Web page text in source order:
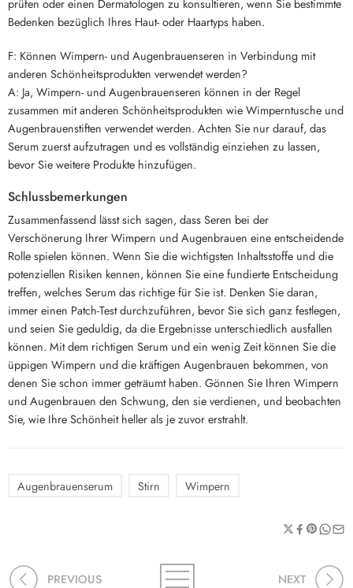
Bedenken bezüglich Ihres Haut- oder Haartyps haben.
F: Können Wimpern- und Augenbrauenseren in Verbindung mit
anderen Schönheitsprodukten verwendet werden?
A: Ja, Wimpern- und Augenbrauenseren können in der Regel
zusammen mit anderen Schönheitsprodukten wie Wimperntusche und
Augenbrauenstiften verwendet werden. Achten Sie nur darauf, das
Serum zuerst aufzutragen und es vollständig einziehen zu lassen,
bevor Sie weitere Produkte hinzufügen.
Schlussbemerkungen
Zusammenfassend lässt sich sagen, dass Seren bei der
Verschönerung Ihrer Wimpern und Augenbrauen eine entscheidende
Rolle spielen können. Wenn Sie die wichtigsten Inhaltsstoffe und die
potenziellen Risiken kennen, können Sie eine fundierte Entscheidung
treffen, welches Serum das richtige für Sie ist. Denken Sie daran,
immer einen Patch-Test durchzuführen, bevor Sie sich ganz festlegen,
und seien Sie geduldig, da die Ergebnisse unterschiedlich ausfallen
können. Mit dem richtigen Serum und ein wenig Zeit können Sie die
üppigen Wimpern und die kräftigen Augenbrauen bekommen, von
denen Sie schon immer geträumt haben. Gönnen Sie Ihren Wimpern
und Augenbrauen den Schwung, den sie verdienen, und beobachten
Sie, wie Ihre Schönheit heller als je zuvor erstrahlt.
Augenbrauenserum Stirn Wimpern
PREVIOUS NEXT